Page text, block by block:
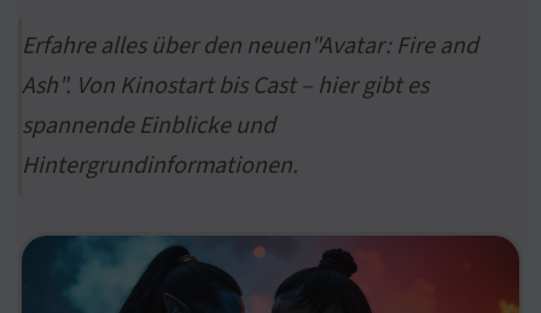
Erfahre alles über den neuen"Avatar: Fire and
Ash". Von Kinostart bis Cast – hier gibt es
spannende Einblicke und
Hintergrundinformationen.